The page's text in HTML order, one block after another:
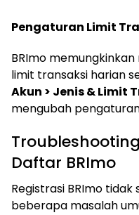
Pengaturan Limit
BRImo
limit transaksi harian
Akun > Jenis & Limit
mengubah
Daftar BRImo
Registrasi BRImo
beberapa masalah